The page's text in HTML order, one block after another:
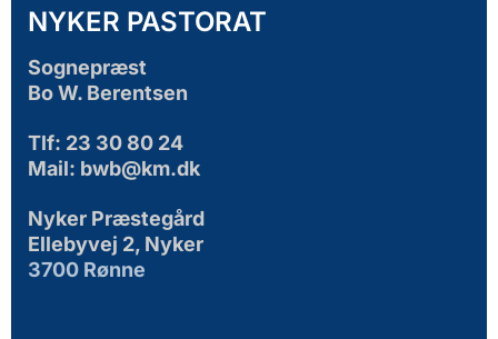
NYKER PASTORAT
Sognepræst
Bo W. Berentsen
Tlf: 23 30 80 24
Mail: bwb@km.dk
Nyker Præstegård
Ellebyvej 2, Nyker
3700 Rønne